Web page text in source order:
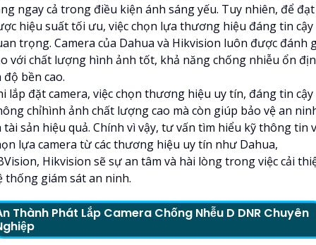
ngay cả trong điều kiện ánh sáng yếu. Tuy nhiên, để đạt
hiệu suất tối ưu, việc chọn lựa thương hiệu đáng tin cậy
trọng. Camera của Dahua và Hikvision luôn được đánh
với chất lượng hình ảnh tốt, khả năng chống nhiễu ổn
độ bền cao.
lắp đặt camera, việc chọn thương hiệu uy tín, đáng tin cậy
chỉhình ảnh chất lượng cao mà còn giúp bảo vệ an
tài sản hiệu quả. Chính vì vậy, tư vấn tìm hiểu kỹ thông tin
lựa camera từ các thương hiệu uy tín như Dahua,
Hikvision sẽ sự an tâm và hài lòng trong việc cải
thống giám sát an ninh.
Thành Phát Lắp Camera Chống Nhễu D DNR Chuyên